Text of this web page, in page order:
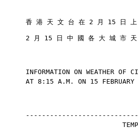
香 港 天 文 台 在 2 月 15 日
2 月 15 日 中 國 各 大 城 市
INFORMATION ON WEATHER
AT 8:15 A.M. ON 15 FEBRUARY